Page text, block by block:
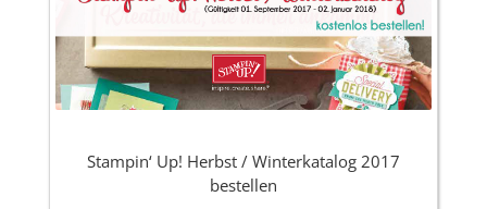
Stampin‘ Up! Herbst / Winterkatalog 2017
bestellen